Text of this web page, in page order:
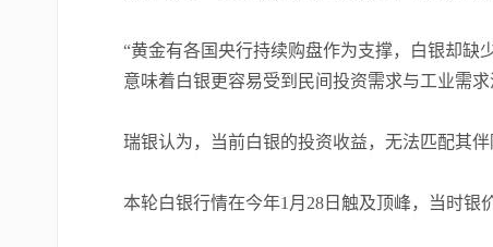
“黄金有各国央行持续购盘作为支撑，白银却缺
意味着白银更容易受到民间投资需求与工业需
瑞银认为，当前白银的投资收益，无法匹配其
本轮白银行情在今年1月28日触及顶峰，当时银